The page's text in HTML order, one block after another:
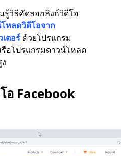
รู้วิธีคัดลอกลิงก์วิดีโอ
หลดวิดีโอจาก
ตอร์ ด้วยโปรแกรม
อโปรแกรมดาวน์โหลด
อ Facebook